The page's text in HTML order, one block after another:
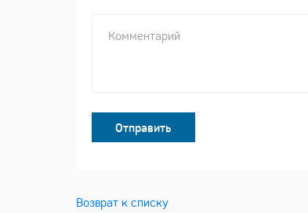
Отправить
Возврат к списку